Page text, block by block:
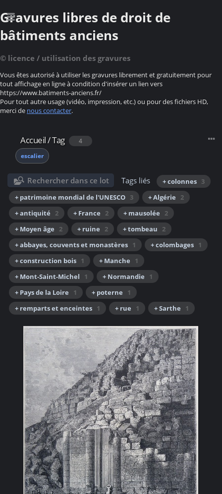
Gravures libres de droit de
bâtiments anciens
© licence / utilisation des gravures
Vous êtes autorisé à utiliser les gravures librement et gratuitement pour
tout affichage en ligne à condition d'insérer un lien vers
https://www.batiments-anciens.fr/
Pour tout autre usage (vidéo, impression, etc.) ou pour des fichiers HD,
merci de nous contacter.
Accueil/Tag
4
escalier
Rechercher dans ce lot Tags liés + colonnes 3
+ patrimoine mondial de l'UNESCO 3 + Algérie
2
+ antiquité
2 + France 2 + mausolée
2
+ Moyen âge
2 + ruine 2 + tombeau
2
+ abbayes, couvents et monastères 1 + colombages 1
+ construction bois 1 + Manche
1
+ Mont-Saint-Michel
1 + Normandie
1
+ Pays de la Loire
1 + poterne
1
+ remparts et enceintes 1 + rue 1 + Sarthe 1